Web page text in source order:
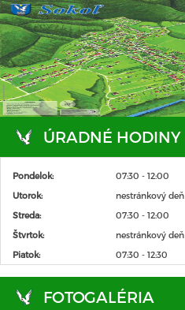
ÚRADNÉ HODINY
Pondelok: 07:30 - 12:00
Utorok:
nestránkový deň
Streda:
07:30 - 12:00
Štvrtok:
nestránkový deň
Piatok:
07:30 - 12:30
FOTOGALÉRIA